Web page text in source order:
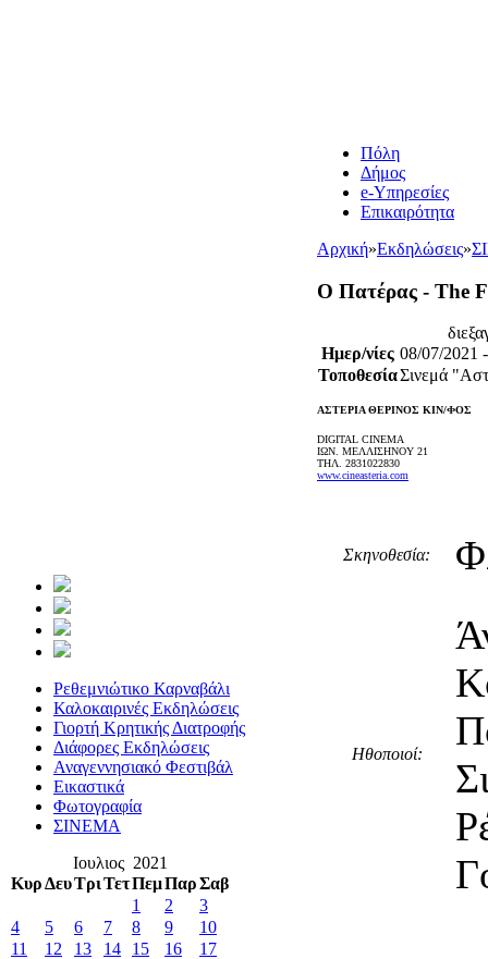
Ρεθεμνιώτικο Καρναβάλι
Καλοκαιρινές Εκδηλώσεις
Γιορτή Κρητικής Διατροφής
Διάφορες Εκδηλώσεις
Αναγεννησιακό Φεστιβάλ
Εικαστικά
Φωτογραφία
ΣΙΝΕΜΑ
Ιουλιος 2021
ΚυρΔευΤριΤετΠεμΠαρΣαβ
1
2
3
4
5 6 7 8 9
10
11
12 13 14 15 16
17
Πόλη
Δήμος
e-Υπηρεσίες
Επικαιρότητα
Αρχική»Εκδηλώσεις»
Ο Πατέρας - The
Ημερ/νίες 08/07/2021
ΤοποθεσίαΣινεμά
ΑΣΤΕΡΙΑ ΘΕΡΙΝΟΣ ΚΙΝ/ΦΟΣ
DIGITAL CINEMA
ΙΩΝ. ΜΕΛΛΙΣΗΝΟΥ 21
ΤΗΛ. 2831022830
www.cineasteria.com
Σκηνοθεσία:
Ηθοποιοί: